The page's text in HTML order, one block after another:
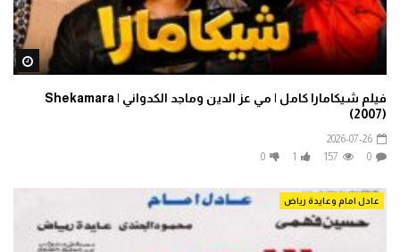
فيلم شيكامارا كامل | مي عز الدين وماجد الكدواني | Shekamara
(2007)
2026-07-26
0
157
1
0
عادل امام وعايدة رياض